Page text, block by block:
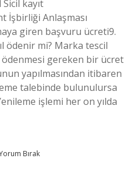
kayıt
İşbirliği Anlaşması
giren başvuru ücreti9.
ödenir mi? Marka tescil
ödenmesi gereken bir ücret
yapılmasından itibaren
talebinde bulunulursa
işlemi her on yılda
Bırak